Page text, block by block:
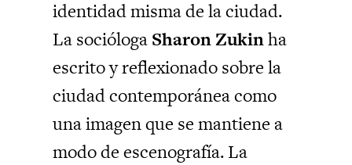
identidad misma de la ciudad.
La sociólogaSharon Zukinha
escrito y reflexionado sobre la
ciudad contemporánea como
una imagen que se mantiene a
modo de escenografía. La